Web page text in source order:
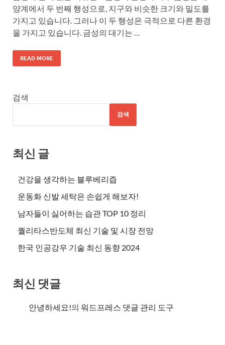
양계에서 두 번째 행성으로, 지구와 비슷한 크기와 밀도를
가지고 있습니다. 그러나 이 두 행성은 극적으로 다른 환경
을 가지고 있습니다. 금성의 대기는 …
READ MORE
검색
검색
최신 글
건강을 생각하는 블루베리즙
운동화 신발 세탁은 손쉽게 해보자!
남자들이 싫어하는 습관 TOP 10 정리
퀄리타스반도체 최신 기술 및 시장 전망
한국 인공강우 기술 최신 동향 2024
최신 댓글
안녕하세요!의 워드프레스 댓글 관리 도구